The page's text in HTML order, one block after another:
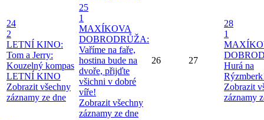
24
2
LETNÍ KINO:
Tom a Jerry:
Kouzelný kompas
LETNÍ KINO
Zobrazit všechny
záznamy ze dne
25
1
MAXÍKOVA
DOBRODRŮŽA:
Vaříme na faře,
hostina bude na
dvoře, přijďte
všichni v dobré
víře!
Zobrazit všechny
záznamy ze dne
26 27
28
1
Hurá na
Zobrazit
záznamy